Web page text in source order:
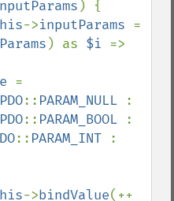
) {
->inputParams
) as $i
:: PARAM_NULL
:: PARAM_BOOL
:: PARAM_INT
->bindValue